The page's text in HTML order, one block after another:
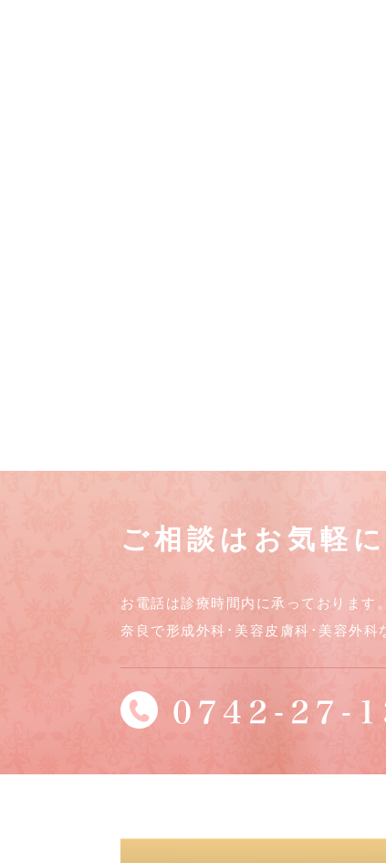
ご相談はお気軽に
お電話は診療時間内に承っております。
奈良で形成外科･美容皮膚科･美容外科